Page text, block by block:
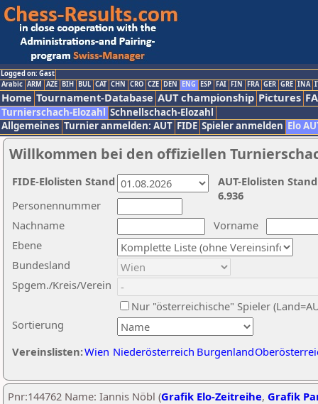
Logged on: Gast
Arabic ARM AZE BIH BUL CAT CHN CRO CZE DEN ENG ESP FAI FIN FRA GER GRE INA
Home Tournament-Database AUT championship Pictures
Turnierschach-Elozahl Schnellschach-Elozahl
Allgemeines Turnier anmelden: AUT FIDE Spieler anmelden Elo
Willkommen bei den offiziellen
Nachname
Vorname
Ebene
Sortierung
Personennummer
Bundesland
Spgem./Kreis/Verein
Nur "österreichische" Spieler
Vereinslisten:Wien Niederösterreich Burgenland
AUT-Elolisten
6.936
FIDE-Elolisten Stand
Pnr:144762 Name: Iannis Nöbl (Grafik Elo-Zeitreihe, Grafik